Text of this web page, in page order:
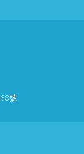
號